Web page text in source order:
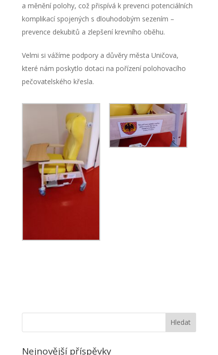
a měnění polohy, což přispívá k prevenci potenciálních
komplikací spojených s dlouhodobým sezením –
prevence dekubitů a zlepšení krevního oběhu.
Velmi si vážíme podpory a důvěry města Uničova,
které nám poskytlo dotaci na pořízení polohovacího
pečovatelského křesla.
Nejnovější příspěvky